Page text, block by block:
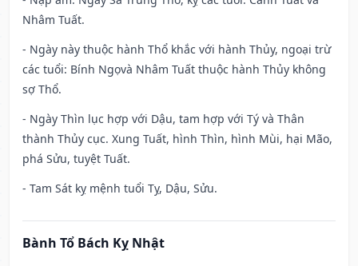
Nhâm Tuất.
- Ngày này thuộc hành Thổ khắc với hành Thủy, ngoại trừ
các tuổi: Bính Ngọvà Nhâm Tuất thuộc hành Thủy không
sợ Thổ.
- Ngày Thìn lục hợp với Dậu, tam hợp với Tý và Thân
thành Thủy cục. Xung Tuất, hình Thìn, hình Mùi, hại Mão,
phá Sửu, tuyệt Tuất.
- Tam Sát kỵ mệnh tuổi Tỵ, Dậu, Sửu.
Bành Tổ Bách Kỵ Nhật